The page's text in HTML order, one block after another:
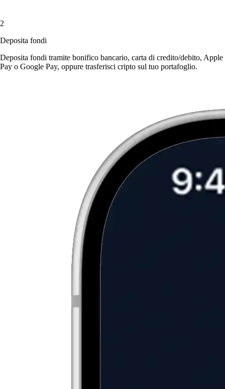
2
Deposita fondi
Deposita fondi tramite bonifico bancario, carta di credito/debito, Apple
Pay o Google Pay, oppure trasferisci cripto sul tuo portafoglio.